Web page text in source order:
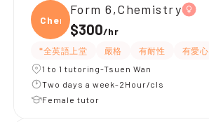
Chemi
Form 6,Chemistry
$300/hr
*全英語上堂 嚴格 有耐性 有愛心
1 to 1 tutoring-Tsuen Wan
Two days a week-2Hour/cls
Female tutor